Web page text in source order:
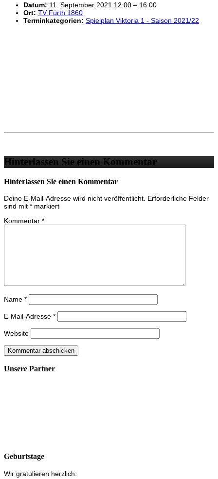
Datum: 11. September 2021 12:00 – 16:00
Ort: TV Fürth 1860
Terminkategorien: Spielplan Viktoria 1 - Saison 2021/22
Hinterlassen Sie einen Kommentar
Hinterlassen Sie einen Kommentar
Deine E-Mail-Adresse wird nicht veröffentlicht. Erforderliche Felder
sind mit * markiert
Kommentar *
Name *
E-Mail-Adresse *
Website
Unsere Partner
Geburtstage
Wir gratulieren herzlich: